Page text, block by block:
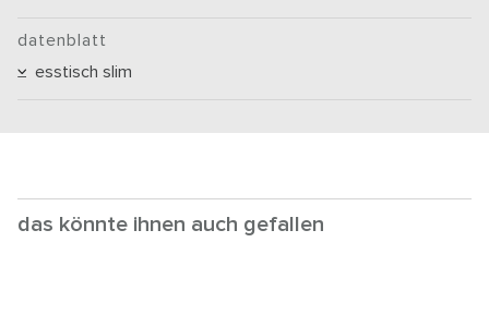
datenblatt
esstisch slim
das könnte ihnen auch gefallen